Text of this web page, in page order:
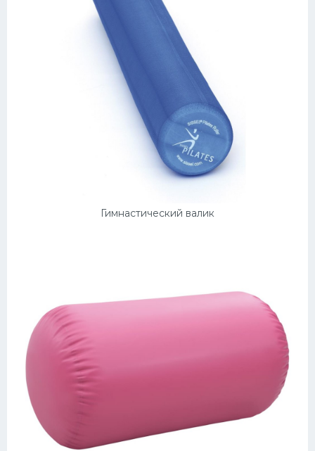
Гимнастический валик